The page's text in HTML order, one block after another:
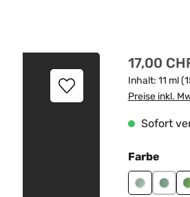
Regulärer
17,00
Inhalt: 11 ml
Preise inkl.
Sofort
Farbe
Cactus 01